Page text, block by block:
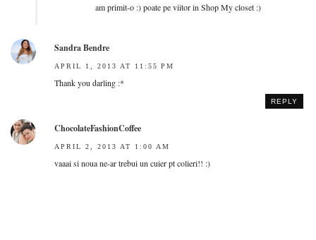
am primit-o :) poate pe viitor in Shop My closet :)
Sandra Bendre
APRIL 1, 2013 AT 11:55 PM
Thank you darling :*
REPLY
ChocolateFashionCoffee
APRIL 2, 2013 AT 1:00 AM
vaaai si noua ne-ar trebui un cuier pt colieri!! :)